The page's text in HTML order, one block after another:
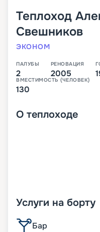
Теплоход
Свешников
ЭКОНОМ
ПАЛУБЫ
2
РЕНОВАЦИЯ
2005
ВМЕСТИМОСТЬ (ЧЕЛОВЕК)
130
О теплоходе
Услуги на борту
Бар